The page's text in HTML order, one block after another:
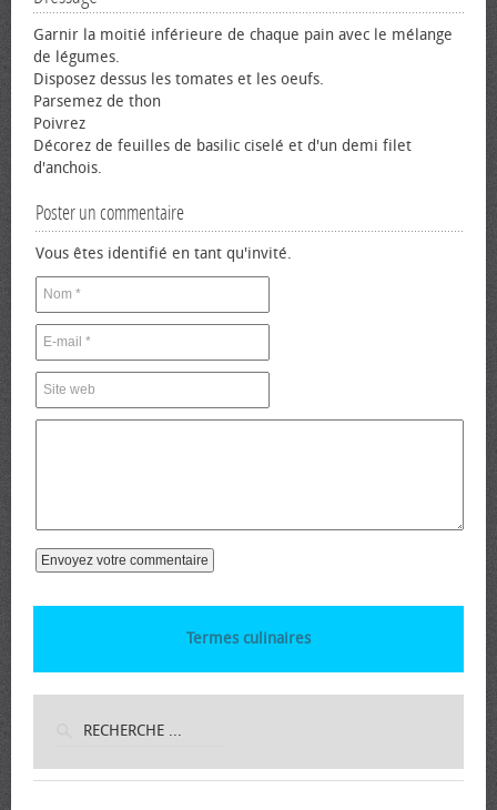
Garnir la moitié inférieure de chaque pain avec le mélange
de légumes.
Disposez dessus les tomates et les œufs.
Parsemez de thon
Poivrez
Décorez de feuilles de basilic ciselé et d'un demi filet
d'anchois.
Poster un commentaire
Vous êtes identifié en tant qu'invité.
Termes culinaires